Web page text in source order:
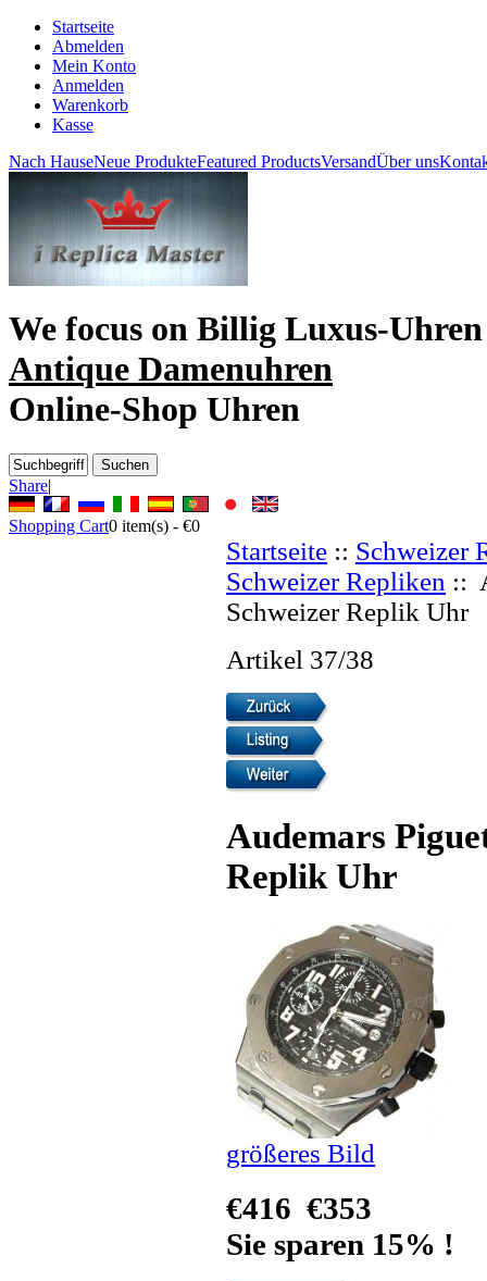
Startseite
Abmelden
Mein Konto
Anmelden
Warenkorb
Kasse
Nach HauseNeue ProdukteFeatured ProductsVersandÜber uns
We focus on Billig Luxus-Uhren
Antique Damenuhren
Online-Shop Uhren
Share|
Shopping Cart0 item(s) - €0
Startseite :: Schweizer
Schweizer Repliken ::
Schweizer Replik Uhr
Artikel 37/38
Audemars
Replik Uhr
größeres Bild
€416 €353
Sie sparen 15% !